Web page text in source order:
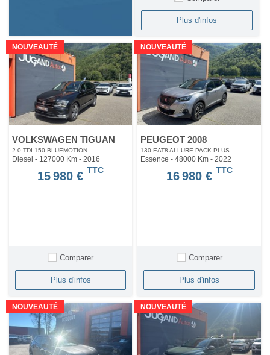
Plus d'infos
NOUVEAUTÉ
VOLKSWAGEN TIGUAN
2.0 TDI 150 BLUEMOTION
Diesel - 127000 Km - 2016
15 980 € TTC
Comparer
Plus d'infos
NOUVEAUTÉ
PEUGEOT 2008
130 EAT8 ALLURE PACK PLUS
Essence - 48000 Km- 2022
16 980 € TTC
Comparer
Plus d'infos
NOUVEAUTÉ NOUVEAUTÉ